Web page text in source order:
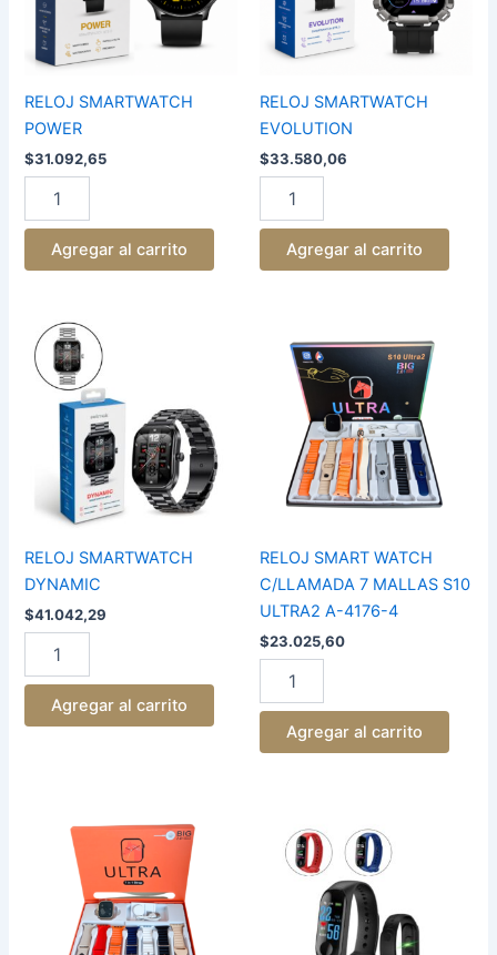
RELOJ SMARTWATCH
POWER
$31.092,65
Agregar al carrito
RELOJ SMARTWATCH
EVOLUTION
$33.580,06
Agregar al carrito
RELOJ SMARTWATCH
DYNAMIC
$41.042,29
RELOJ
SMARTWATCH
DYNAMIC
cantidad
Agregar al carrito
RELOJ SMART WATCH
C/LLAMADA 7 MALLAS S10
ULTRA2 A-4176-4
$23.025,60
SMART
WATCH
C/LLAMADA
MALLAS
ULTRA2
4
Agregar al carrito
SMART
WATCH
C/LLAMADA
MALLAS
cantidad
smart
watch
deportivo